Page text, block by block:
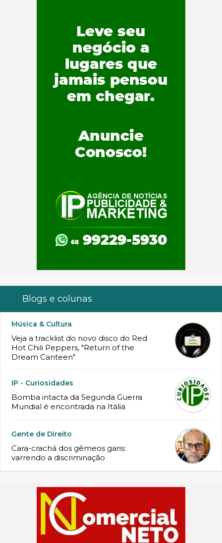
Blogs e colunas
Música & Cultura
Veja a tracklist do novo disco do Red
Hot Chili Peppers, "Return of the
Dream Canteen"
IP - Curiosidades
Bomba intacta da Segunda Guerra
Mundial é encontrada na Itália
Gente de Direito
Cara-crachá dos gêmeos garis:
varrendo a discriminação